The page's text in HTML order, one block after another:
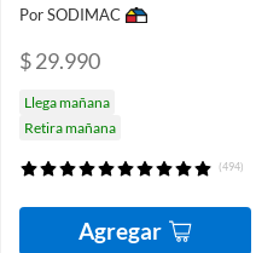
Por SODIMAC
$ 29.990
Llega mañana
Retira mañana
(494)
Agregar